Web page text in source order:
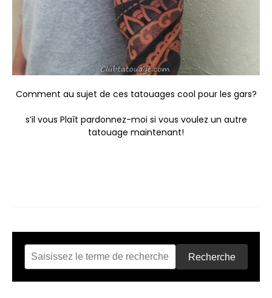
Comment au sujet de ces tatouages cool pour les gars?
s’il vous Plaît pardonnez-moi si vous voulez un autre
tatouage maintenant!
Recherche